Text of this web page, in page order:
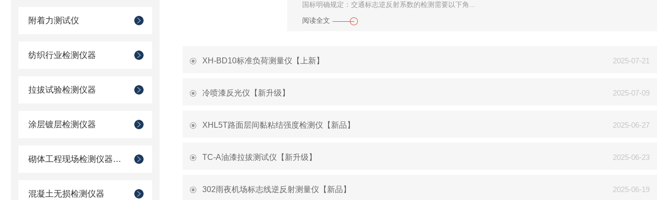
附着力测试仪
纺织行业检测仪器
拉拔试验检测仪器
涂层镀层检测仪器
砌体工程现场检测仪器仪表
混凝土无损检测仪器
国标明确规定：交通标志逆反射系数的检测需要以下角...
阅读全文
XH-BD10标准负荷测量仪【上新】 2025-07-21
冷喷漆反光仪【新升级】 2025-07-09
XHL5T路面层间黏粘结强度检测仪【新品】 2025-06-27
TC-A油漆拉拔测试仪【新升级】 2025-06-23
302雨夜机场标志线逆反射测量仪【新品】 2025-06-19